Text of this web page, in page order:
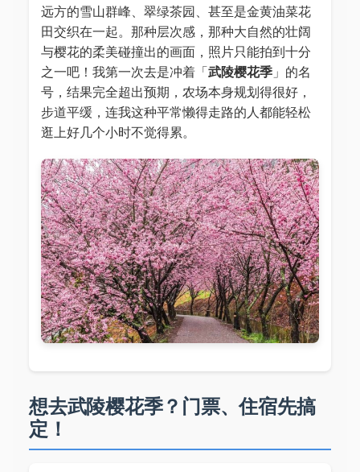
远方的雪山群峰、翠绿茶园、甚至是金黄油菜花
田交织在一起。那种层次感，那种大自然的壮阔
与樱花的柔美碰撞出的画面，照片只能拍到十分
之一吧！我第一次去是冲着「武陵樱花季 」的名
号，结果完全超出预期，农场本身规划得很好，
步道平缓，连我这种平常懒得走路的人都能轻松
逛上好几个小时不觉得累。
想去武陵樱花季？门票、住宿先搞
定！